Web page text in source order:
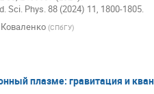
Sci. Phys. 88 (2024) 11, 1800-1805.
(СПбГУ)
плазме: гравитация и